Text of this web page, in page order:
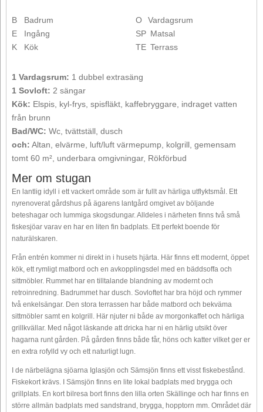
B
Badrum
E
Ingång
K
Kök
O
Vardagsrum
SP Matsal
TE Terrass
1 Vardagsrum: 1 dubbel extrasäng
1 Sovloft: 2 sängar
Kök: Elspis, kyl-frys, spisfläkt, kaffebryggare, indraget vatten
från brunn
Bad/WC: Wc, tvättställ, dusch
och: Altan, elvärme, luft/luft värmepump, kolgrill, gemensam
tomt 60 m², underbara omgivningar, Rökförbud
Mer om stugan
En lantlig idyll i ett vackert område som är fullt av härliga utflyktsmål. Ett
nyrenoverat gårdshus på ägarens lantgård omgivet av böljande
beteshagar och lummiga skogsdungar. Alldeles i närheten finns två små
fiskesjöar varav en har en liten fin badplats. Ett perfekt boende för
naturälskaren.
Från entrén kommer ni direkt in i husets hjärta. Här finns ett modernt, öppet
kök, ett rymligt matbord och en avkopplingsdel med en bäddsoffa och
sittmöbler. Rummet har en tilltalande blandning av modernt och
retroinredning. Badrummet har dusch. Sovloftet har bra höjd och rymmer
två enkelsängar. Den stora terrassen har både matbord och bekväma
sittmöbler samt en kolgrill. Här njuter ni både av morgonkaffet och härliga
grillkvällar. Med något läskande att dricka har ni en härlig utsikt över
hagarna runt gården. På gården finns både får, höns och katter vilket ger er
en extra rofylld vy och ett naturligt lugn.
I de närbelägna sjöarna Iglasjön och Sämsjön finns ett visst fiskebestånd.
Fiskekort krävs. I Sämsjön finns en lite lokal badplats med brygga och
grillplats. En kort bilresa bort finns den lilla orten Skällinge och har finns en
större allmän badplats med sandstrand, brygga, hopptorn mm. Området där